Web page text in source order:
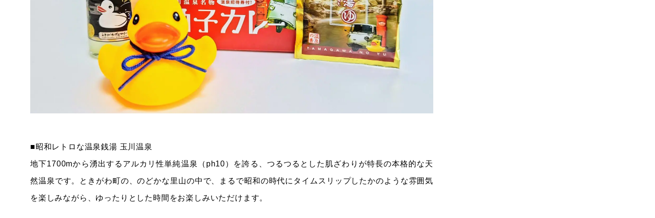
■昭和レトロな温泉銭湯 玉川温泉
地下1700mから湧出するアルカリ性単純温泉（ph10）を誇る、つるつるとした肌ざわりが特長の本格的な天
然温泉です。ときがわ町の、のどかな里山の中で、まるで昭和の時代にタイムスリップしたかのような雰囲気
を楽しみながら、ゆったりとした時間をお楽しみいただけます。